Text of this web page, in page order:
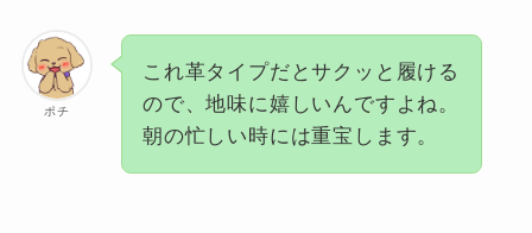
ポチ
これ革タイプだとサクッと履ける
ので、地味に嬉しいんですよね。
朝の忙しい時には重宝します。